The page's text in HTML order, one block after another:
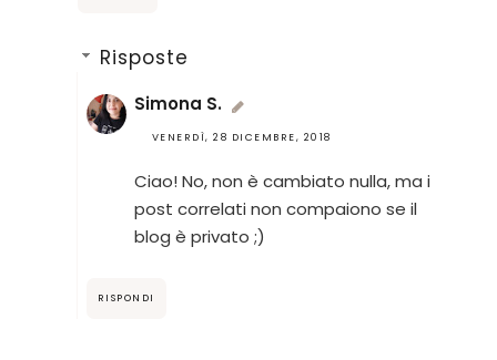
Risposte
Simona S.
VENERDÌ, 28 DICEMBRE, 2018
Ciao! No, non è cambiato nulla, ma i
post correlati non compaiono se il
blog è privato ;)
RISPONDI